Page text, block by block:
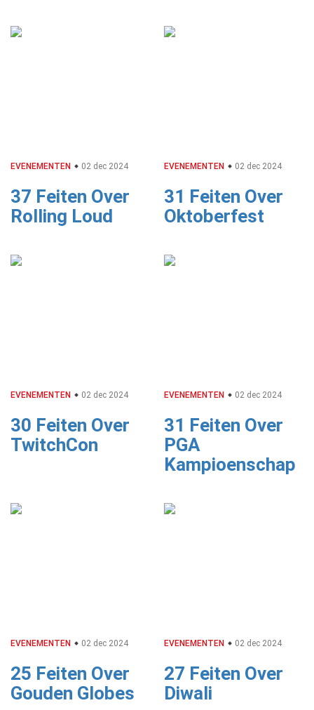
EVENEMENTEN 02 dec 2024
37 Feiten Over
Rolling Loud
EVENEMENTEN 02 dec 2024
31 Feiten Over
Oktoberfest
EVENEMENTEN 02 dec 2024
30 Feiten Over
TwitchCon
EVENEMENTEN 02 dec 2024
31 Feiten Over
PGA
Kampioenschap
EVENEMENTEN 02 dec 2024
25 Feiten Over
Gouden Globes
EVENEMENTEN 02 dec 2024
27 Feiten Over
Diwali